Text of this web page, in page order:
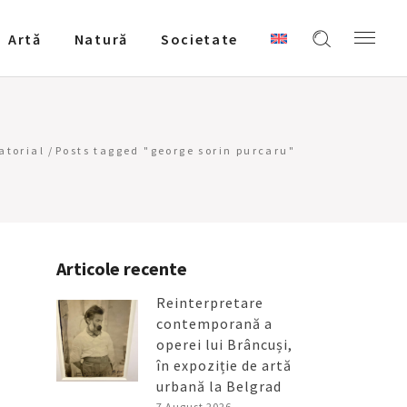
Artǎ Natură Societate
/ Posts tagged "george sorin purcaru"
Articole recente
Reinterpretare
contemporană a
operei lui Brâncuși,
în expoziție de artă
urbană la Belgrad